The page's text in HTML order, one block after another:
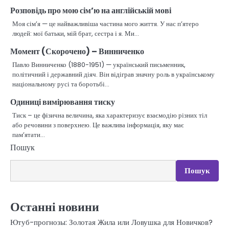
Розповідь про мою сім’ю на англійській мові
Моя сім’я — це найважливіша частина мого життя. У нас п’ятеро
людей: мої батьки, мій брат, сестра і я. Ми…
Момент (Скорочено) – Винниченко
Павло Винниченко (1880-1951) — український письменник,
політичний і державний діяч. Він відіграв значну роль в українському
національному русі та боротьбі…
Одиниці вимірювання тиску
Тиск – це фізична величина, яка характеризує взаємодію різних тіл
або речовини з поверхнею. Це важлива інформація, яку має
пам’ятати…
Пошук
Пошук
Останні новини
Ютуб-прогнозы: Золотая Жила или Ловушка для Новичков?